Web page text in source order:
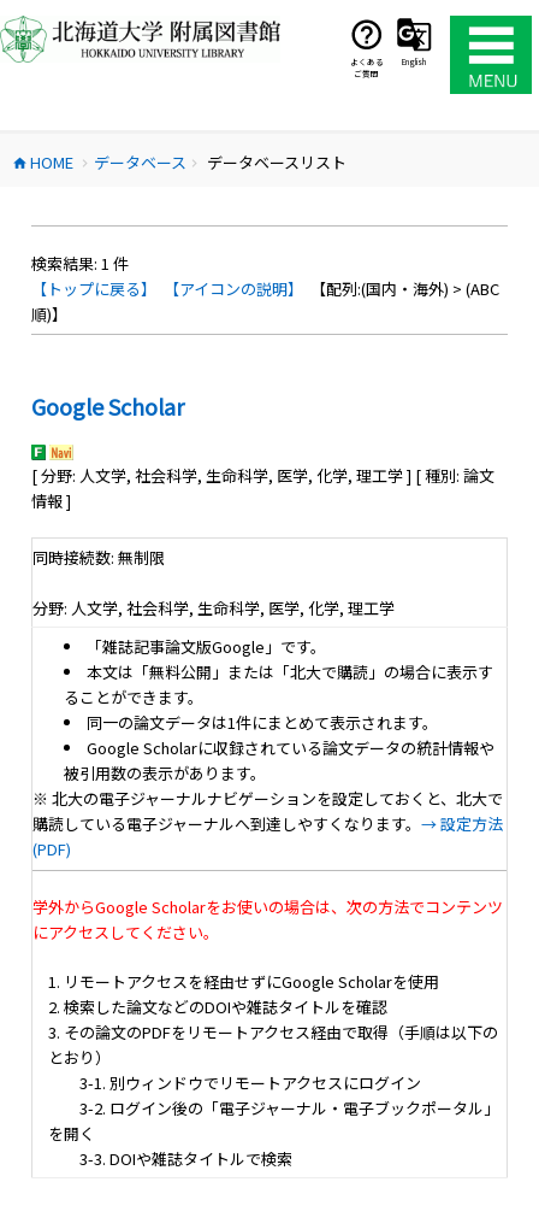
ン
テ
ス
よくある
ご質問
English
home HOME chevron_right データベース chevron_right データベースリスト
検索結果: 1 件
【トップに戻る】
【アイコンの説明】
【配列:(国内・海外) > (ABC
順)】
Google Scholar
[ 分野: 人文学, 社会科学, 生命科学, 医学, 化学, 理工学 ] [ 種別: 論文
情報 ]
同時接続数: 無制限
分野: 人文学, 社会科学, 生命科学, 医学, 化学, 理工学
「雑誌記事論文版Google」です。
本文は「無料公開」または「北大で購読」の場合に表示す
ることができます。
同一の論文データは1件にまとめて表示されます。
Google Scholarに収録されている論文データの統計情報や
被引用数の表示があります。
※ 北大の電子ジャーナルナビゲーションを設定しておくと、北大で
購読している電子ジャーナルへ到達しやすくなります。 → 設定方法
(PDF)
学外からGoogle Scholarをお使いの場合は、次の方法でコンテンツ
にアクセスしてください。
1. リモートアクセスを経由せずにGoogle Scholarを使用
2. 検索した論文などのDOIや雑誌タイトルを確認
3. その論文のPDFをリモートアクセス経由で取得（手順は以下の
とおり）
3-1. 別ウィンドウでリモートアクセスにログイン
3-2. ログイン後の「電子ジャーナル・電子ブックポータル」
を開く
3-3. DOIや雑誌タイトルで検索